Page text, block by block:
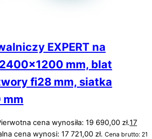
EXPERT na
mm, blat
fi28 mm, siatka
mm
cena wynosiła: 19 690,00 zł.17
cena wynosi: 17 721,00 zł. Cena brutto: 21